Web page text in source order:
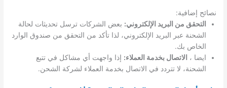
نصائح إضافية:
التحقق من البريد الإلكتروني: بعض الشركات ترسل تحديثات لحالة
الشحنة عبر البريد الإلكتروني، لذا تأكد من التحقق من صندوق الوارد
الخاص بك.
ايضا ،
الاتصال بخدمة العملاء: إذا واجهت أي مشاكل في تتبع
الشحنة، لا تتردد في الاتصال بخدمة العملاء لشركة الشحن.